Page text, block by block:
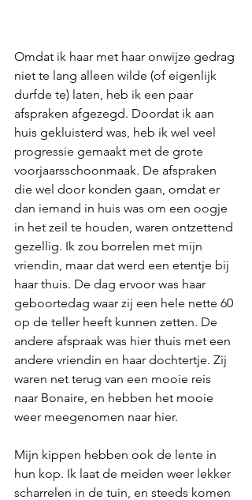
Omdat ik haar met haar onwijze gedrag
niet te lang alleen wilde (of eigenlijk
durfde te) laten, heb ik een paar
afspraken afgezegd. Doordat ik aan
huis gekluisterd was, heb ik wel veel
progressie gemaakt met de grote
voorjaarsschoonmaak. De afspraken
die wel door konden gaan, omdat er
dan iemand in huis was om een oogje
in het zeil te houden, waren ontzettend
gezellig. Ik zou borrelen met mijn
vriendin, maar dat werd een etentje bij
haar thuis. De dag ervoor was haar
geboortedag waar zij een hele nette 60
op de teller heeft kunnen zetten. De
andere afspraak was hier thuis met een
andere vriendin en haar dochtertje. Zij
waren net terug van een mooie reis
naar Bonaire, en hebben het mooie
weer meegenomen naar hier.
Mijn kippen hebben ook de lente in
hun kop. Ik laat de meiden weer lekker
scharrelen in de tuin, en steeds komen